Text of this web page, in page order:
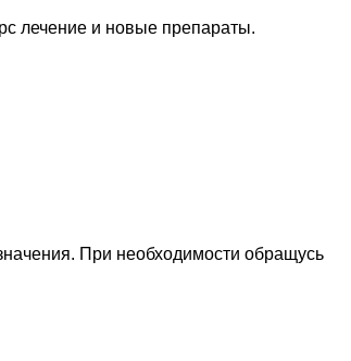
лечение и новые препараты.
При необходимости обращусь